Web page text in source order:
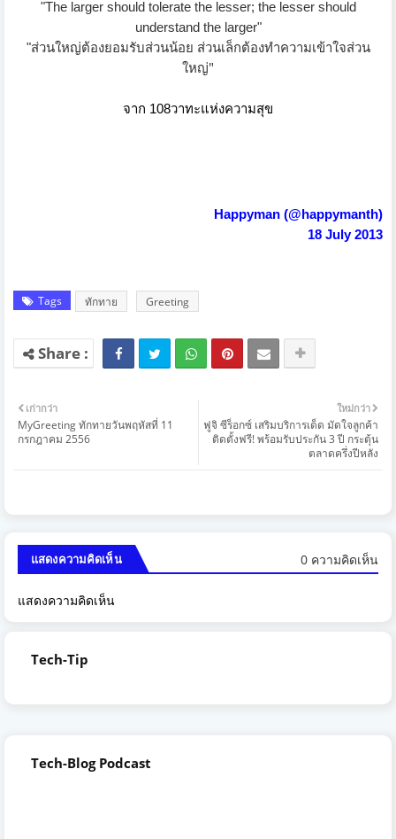
"The larger should tolerate the lesser; the lesser should
understand the larger"
"ส่วนใหญ่ต้องยอมรับส่วนน้อย ส่วนเล็กต้องทำความเข้าใจส่วน
ใหญ่"
จาก 108วาทะแห่งความสุข
Happyman (@happymanth)
18 July 2013
Tags ทักทาย Greeting
ใหม่กว่า
ฟูจิ ซีร็อกซ์ เสริมบริการเด็ด มัดใจลูกค้า
ติดตั้งฟรี! พร้อมรับประกัน 3 ปี กระตุ้น
ตลาดครึ่งปีหลัง
เก่ากว่า
MyGreeting ทักทายวันพฤหัสที่ 11
กรกฎาคม 2556
แสดงความคิดเห็น 0 ความคิดเห็น
แสดงความคิดเห็น
Tech-Tip
Tech-Blog Podcast